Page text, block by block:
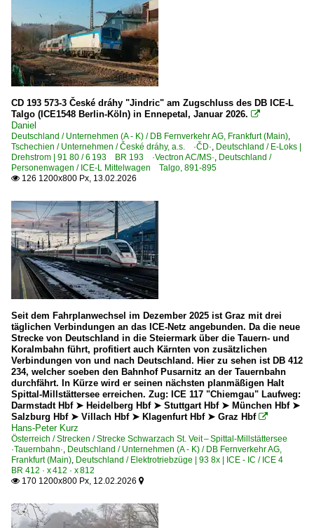
CD 193 573-3 České dráhy "Jindric" am Zugschluss des DB ICE-L
Talgo (ICE1548 Berlin-Köln) in Ennepetal, Januar 2026. 
Daniel
Deutschland / Unternehmen (A - K) / DB Fernverkehr AG, Frankfurt (Main),
Tschechien / Unternehmen / České dráhy, a.s. ·ČD·, Deutschland / E-Loks |
Drehstrom | 91 80 / 6 193 BR 193 ·Vectron AC/MS·, Deutschland /
Personenwagen / ICE-L Mittelwagen Talgo, 891-895
 126 1200x800 Px, 13.02.2026
Seit dem Fahrplanwechsel im Dezember 2025 ist Graz mit drei
täglichen Verbindungen an das ICE-Netz angebunden. Da die neue
Strecke von Deutschland in die Steiermark über die Tauern- und
Koralmbahn führt, profitiert auch Kärnten von zusätzlichen
Verbindungen von und nach Deutschland. Hier zu sehen ist DB 412
234, welcher soeben den Bahnhof Pusarnitz an der Tauernbahn
durchfährt. In Kürze wird er seinen nächsten planmäßigen Halt
Spittal-Millstättersee erreichen. Zug: ICE 117 "Chiemgau" Laufweg:
Darmstadt Hbf ➤ Heidelberg Hbf ➤ Stuttgart Hbf ➤ München Hbf ➤
Salzburg Hbf ➤ Villach Hbf ➤ Klagenfurt Hbf ➤ Graz Hbf 
Hans-Peter Kurz
Österreich / Strecken / Strecke Schwarzach St. Veit – Spittal-Millstättersee
·Tauernbahn·, Deutschland / Unternehmen (A - K) / DB Fernverkehr AG,
Frankfurt (Main), Deutschland / Elektrotriebzüge | 93 8x | ICE - IC / ICE 4
BR 412 · x 412 · x 812
 170 1200x800 Px, 12.02.2026 